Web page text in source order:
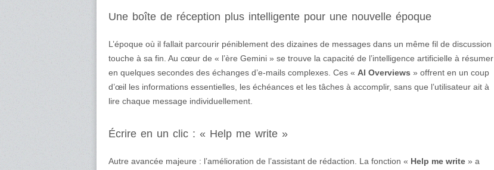
Une boîte de réception plus intelligente pour une nouvelle époque
L’époque où il fallait parcourir péniblement des dizaines de messages dans un même fil de discussion
touche à sa fin. Au cœur de « l’ère Gemini » se trouve la capacité de l’intelligence artificielle à résumer
en quelques secondes des échanges d’e-mails complexes. Ces « AI Overviews » offrent en un coup
d’œil les informations essentielles, les échéances et les tâches à accomplir, sans que l’utilisateur ait à
lire chaque message individuellement.
Écrire en un clic : « Help me write »
Autre avancée majeure : l’amélioration de l’assistant de rédaction. La fonction « Help me write » a